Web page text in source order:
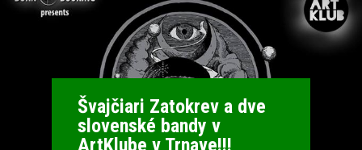
Švajčiari Zatokrev a dve
slovenské bandy v
ArtKlube v Trnave!!!